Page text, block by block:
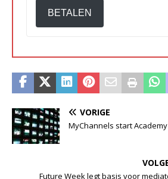
BETALEN
VORIGE
MyChannels start
Future Week legt basis voor